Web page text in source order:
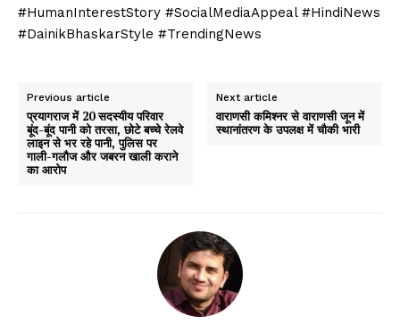
#HumanInterestStory #SocialMediaAppeal #HindiNews
#DainikBhaskarStyle #TrendingNews
Previous article
प्रयागराज में 20 सदस्यीय परिवार
बूंद-बूंद पानी को तरसा, छोटे बच्चे रेलवे
लाइन से भर रहे पानी, पुलिस पर
गाली-गलौज और जबरन खाली कराने
का आरोप
Next article
वाराणसी कमिश्नर से वाराणसी जून में
स्थानांतरण के उपलक्ष में चौकी भारी